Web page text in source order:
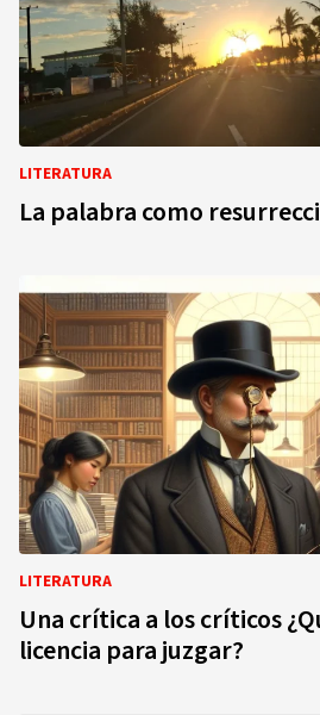
LITERATURA
La palabra como
LITERATURA
Una crítica a los críticos
licencia para juzgar?